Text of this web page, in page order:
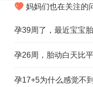
妈妈们也在关注的
孕26周，胎动白天比
孕17+5为什么感觉不